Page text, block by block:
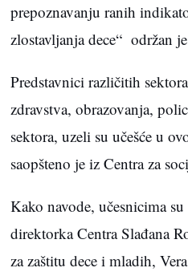
prepoznavanju ranih
zlostavljanja dece“ održan
Predstavnici različitih
zdravstva, obrazovanja,
sektora, uzeli su učešće u
saopšteno je iz Centra za
Kako navode, učesnicima
direktorka Centra Slađana
za zaštitu dece i mladih,